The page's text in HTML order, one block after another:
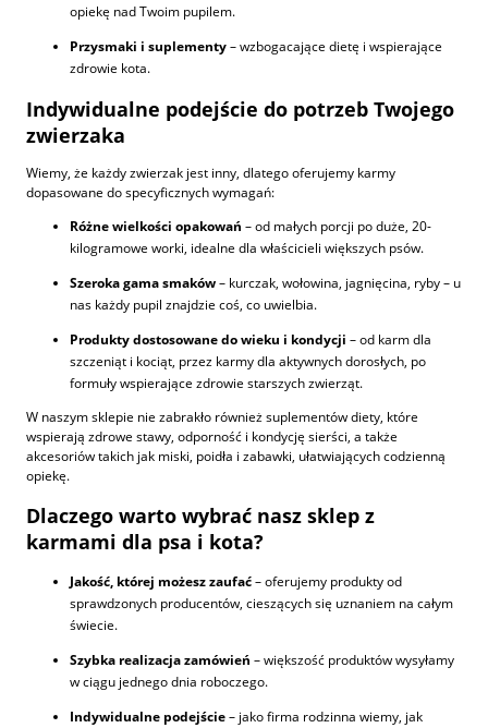
opiekę nad Twoim pupilem.
Przysmaki i suplementy– wzbogacające dietę i wspierające
zdrowie kota.
Indywidualne podejście do potrzeb Twojego
zwierzaka
Wiemy, że każdy zwierzak jest inny, dlatego oferujemy karmy
dopasowane do specyficznych wymagań:
Różne wielkości opakowań – od małych porcji po duże, 20-
kilogramowe worki, idealne dla właścicieli większych psów.
Szeroka gama smaków– kurczak, wołowina, jagnięcina, ryby – u
nas każdy pupil znajdzie coś, co uwielbia.
Produkty dostosowane do wieku i kondycji – od karm dla
szczeniąt i kociąt, przez karmy dla aktywnych dorosłych, po
formuły wspierające zdrowie starszych zwierząt.
W naszym sklepie nie zabrakło również suplementów diety, które
wspierają zdrowe stawy, odporność i kondycję sierści, a także
akcesoriów takich jak miski, poidła i zabawki, ułatwiających codzienną
opiekę.
Dlaczego warto wybrać nasz sklep z
karmami dla psa i kota?
Jakość, której możesz zaufać– oferujemy produkty od
sprawdzonych producentów, cieszących się uznaniem na całym
świecie.
Szybka realizacja zamówień – większość produktów wysyłamy
w ciągu jednego dnia roboczego.
Indywidualne podejście– jako firma rodzinna wiemy, jak